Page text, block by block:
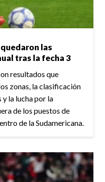
las
tras la fecha 3
resultados que
zonas, la clasificación
la lucha por la
de los puestos de
de la Sudamericana.